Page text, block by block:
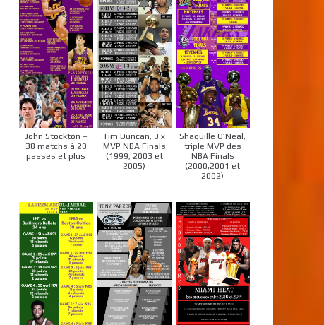
John Stockton –
38 matchs à 20
passes et plus
Tim Duncan, 3 x
MVP NBA Finals
(1999, 2003 et
2005)
Shaquille O’Neal,
triple MVP des
NBA Finals
(2000,2001 et
2002)